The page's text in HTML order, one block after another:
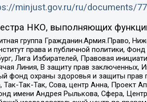
minjust.gov.ru/ru/documents/
НКО, выполняющих
группа Гражданин.Армия.Право,
права и публичной политики,
Лига Избирателей, Правовая
Линия, В защиту прав заключенных,
фонд охраны здоровья и защиты
Так-Так-Так, Сова, центр Анна, Проект
имени Андрея Рылькова, Сфера,